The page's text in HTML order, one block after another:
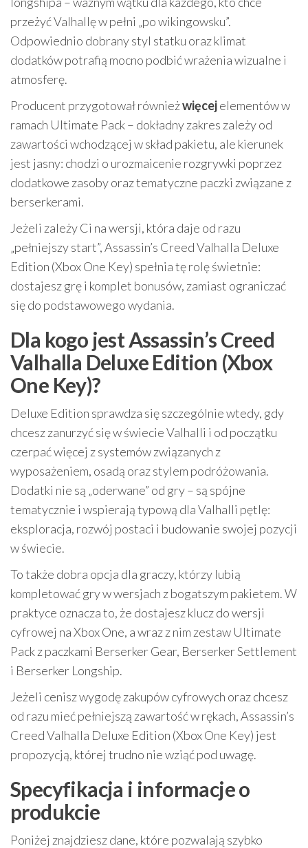
przeżyć Valhallę w pełni „po wikingowsku”.
Odpowiednio dobrany styl statku oraz klimat
dodatków potrafią mocno podbić wrażenia wizualne i
atmosferę.
Producent przygotował równieżwięcejelementów w
ramach Ultimate Pack – dokładny zakres zależy od
zawartości wchodzącej w skład pakietu, ale kierunek
jest jasny: chodzi o urozmaicenie rozgrywki poprzez
dodatkowe zasoby oraz tematyczne paczki związane z
berserkerami.
Jeżeli zależy Ci na wersji, która daje od razu
„pełniejszy start”, Assassin’s Creed Valhalla Deluxe
Edition (Xbox One Key) spełnia tę rolę świetnie:
dostajesz grę i komplet bonusów, zamiast ograniczać
się do podstawowego wydania.
Dla kogo jest Assassin’s Creed
Valhalla Deluxe Edition (Xbox
One Key)?
Deluxe Edition sprawdza się szczególnie wtedy, gdy
chcesz zanurzyć się w świecie Valhalli i od początku
czerpać więcej z systemów związanych z
wyposażeniem, osadą oraz stylem podróżowania.
Dodatki nie są „oderwane” od gry – są spójne
tematycznie i wspierają typową dla Valhalli pętlę:
eksploracja, rozwój postaci i budowanie swojej pozycji
w świecie.
To także dobra opcja dla graczy, którzy lubią
kompletować gry w wersjach z bogatszym pakietem. W
praktyce oznacza to, że dostajesz klucz do wersji
cyfrowej na Xbox One, a wraz z nim zestaw Ultimate
Pack z paczkami Berserker Gear, Berserker Settlement
i Berserker Longship.
Jeżeli cenisz wygodę zakupów cyfrowych oraz chcesz
od razu mieć pełniejszą zawartość w rękach, Assassin’s
Creed Valhalla Deluxe Edition (Xbox One Key) jest
propozycją, której trudno nie wziąć pod uwagę.
Specyfikacja i informacje o
produkcie
Poniżej znajdziesz dane, które pozwalają szybko